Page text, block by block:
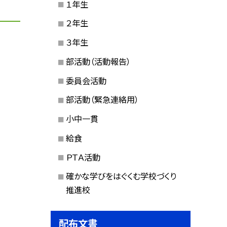
１年生
２年生
３年生
部活動（活動報告）
委員会活動
部活動（緊急連絡用）
小中一貫
給食
ＰＴＡ活動
確かな学びをはぐくむ学校づくり
推進校
配布文書